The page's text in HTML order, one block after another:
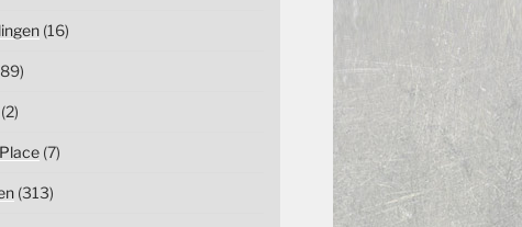
(16)
(7)
(313)